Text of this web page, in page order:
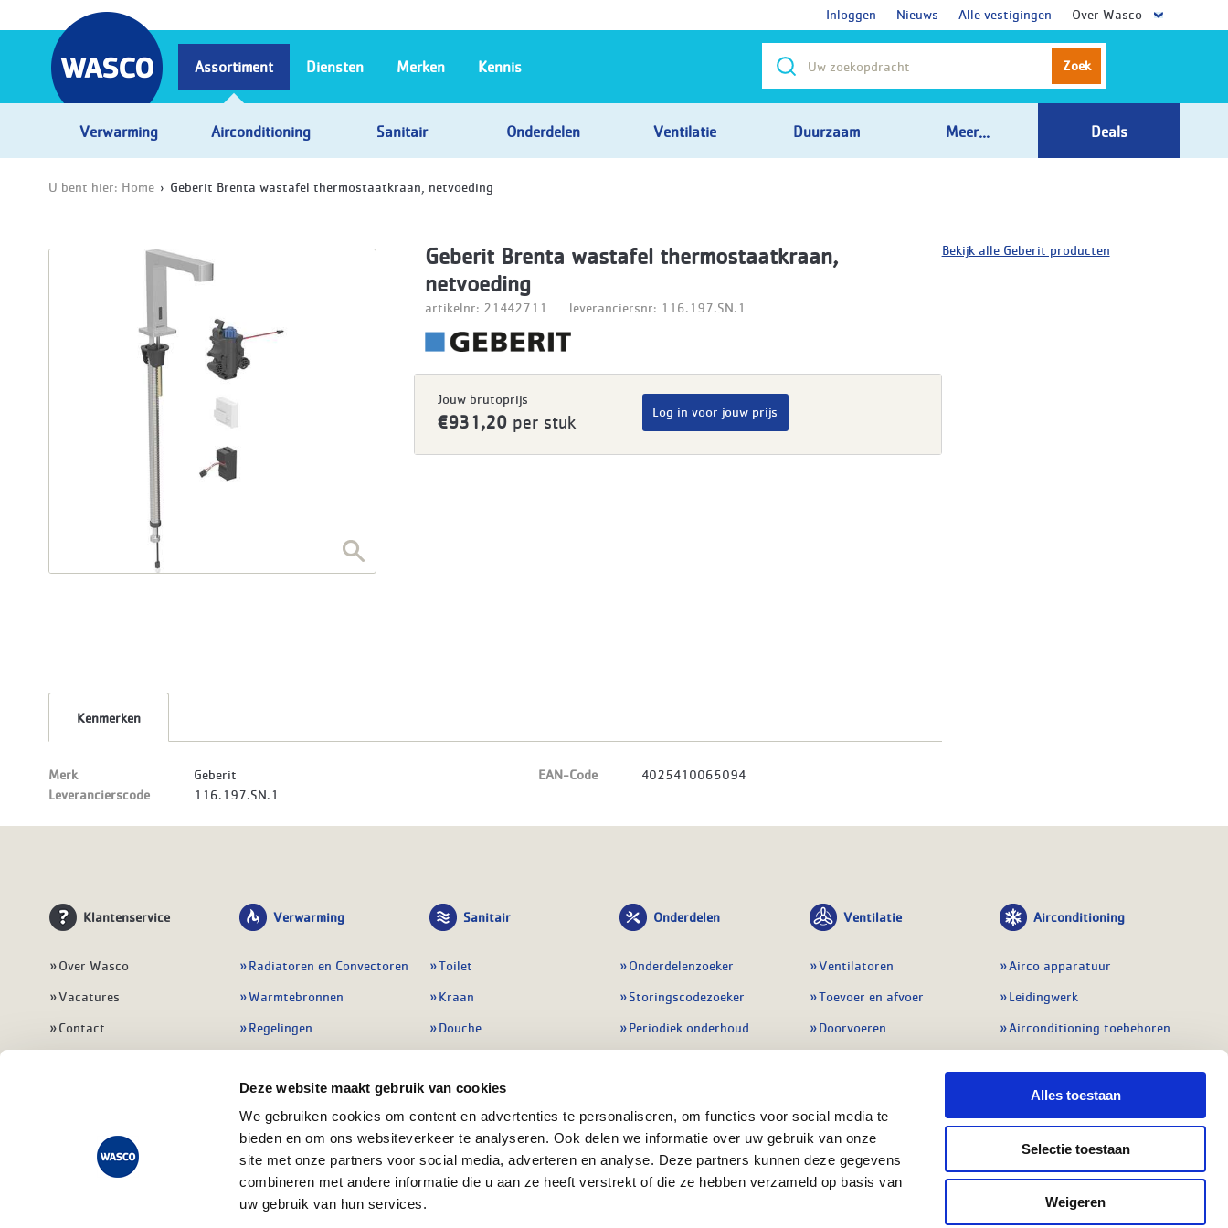
Deze website maakt gebruik van cookies
We gebruiken cookies om content en advertenties te personaliseren, om functies voor social media te
bieden en om ons websiteverkeer te analyseren. Ook delen we informatie over uw gebruik van onze
site met onze partners voor social media, adverteren en analyse. Deze partners kunnen deze gegevens
combineren met andere informatie die u aan ze heeft verstrekt of die ze hebben verzameld op basis van
uw gebruik van hun services.
Alles toestaan
Selectie toestaan
Weigeren
Inloggen Nieuws Alle vestigingen Over Wasco
Zoek
Assortiment
Verwarming Airconditioning Sanitair Onderdelen Ventilatie Duurzaam Meer... Deals
Diensten Merken Kennis
U bent hier: Home Geberit Brenta wastafel thermostaatkraan, netvoeding
Geberit Brenta wastafel thermostaatkraan,
netvoeding
artikelnr: 21442711 leveranciersnr: 116.197.SN.1
Jouw brutoprijs
€931,20 per stuk
Log in voor jouw prijs
Kenmerken
Merk
Geberit
Leverancierscode
116.197.SN.1
EAN-Code 4025410065094
Bekijk alle Geberit producten
Klantenservice
Over Wasco
Vacatures
Contact
Veelgestelde vragen
Verwarming
Radiatoren en Convectoren
Warmtebronnen
Regelingen
Leidingwerk
Warmwatertoestellen
Alle verwarming
Sanitair
Toilet
Kraan
Douche
Badmeubel
Afvoeren
Alle sanitair
Onderdelen
Onderdelenzoeker
Storingscodezoeker
Periodiek onderhoud
Preventie & detectie
Alle onderdelen
Ventilatie
Ventilatoren
Toevoer en afvoer
Doorvoeren
Regelingen
Airconditioning
Airco apparatuur
Leidingwerk
Airconditioning toebehoren
Regelapparatuur
Alle koeling